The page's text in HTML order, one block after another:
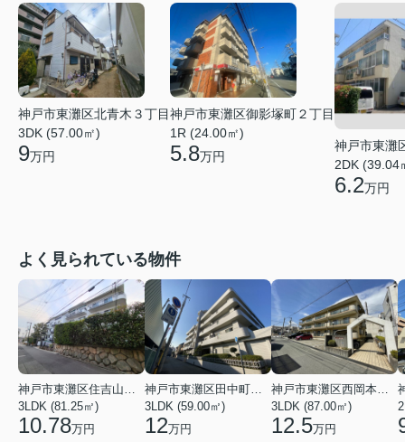
神戸市東灘区北青木３丁目
3DK (57.00㎡)
9万円
神戸市東灘区御影塚町２丁目
1R (24.00㎡)
5.8万円
神戸市東灘
2DK (39.04
6.2万円
よく見られている物件
神戸市東灘区住吉山手４丁目
3LDK (81.25㎡)
10.78万円
神戸市東灘区田中町３丁目
3LDK (59.00㎡)
12万円
神戸市東灘区西岡本３丁目
3LDK (87.00㎡)
12.5万円